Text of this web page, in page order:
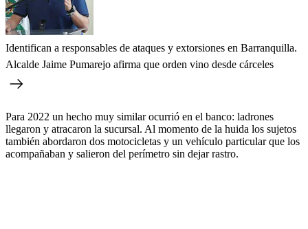
Identifican a responsables de ataques y extorsiones en Barranquilla.
Alcalde Jaime Pumarejo afirma que orden vino desde cárceles
Para 2022 un hecho muy similar ocurrió en el banco: ladrones
llegaron y atracaron la sucursal. Al momento de la huida los sujetos
también abordaron dos motocicletas y un vehículo particular que los
acompañaban y salieron del perímetro sin dejar rastro.